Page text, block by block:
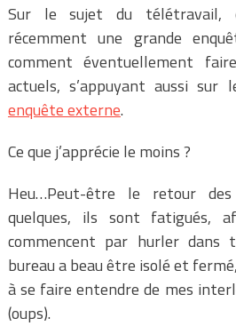
Sur le sujet du télétravail,
récemment une grande
comment éventuellement
actuels, s’appuyant aussi
enquête externe.
Ce que j’apprécie le moins ?
Heu…Peut-être le retour
quelques, ils sont fatigués,
commencent par hurler dans
bureau a beau être isolé et
à se faire entendre de mes
(oups).